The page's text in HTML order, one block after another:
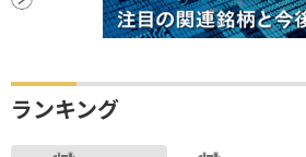
ランキング